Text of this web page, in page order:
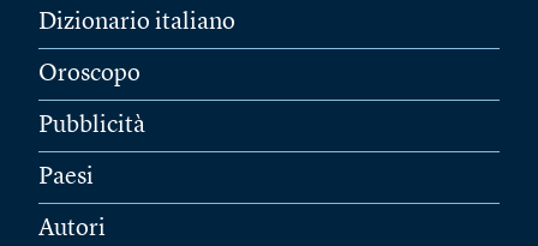
Dizionario italiano
Oroscopo
Pubblicità
Paesi
Autori